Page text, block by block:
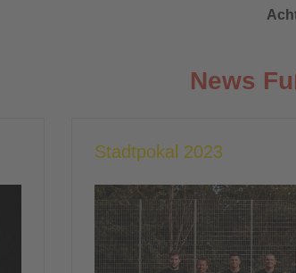
News
Stadtpokal 2023